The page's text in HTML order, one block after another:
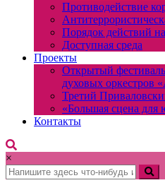
Противодействие
Порядок действий
Доступная среда
Проекты
Открытый
духовых оркестров
Третий
«Большая сцена
Контакты
×